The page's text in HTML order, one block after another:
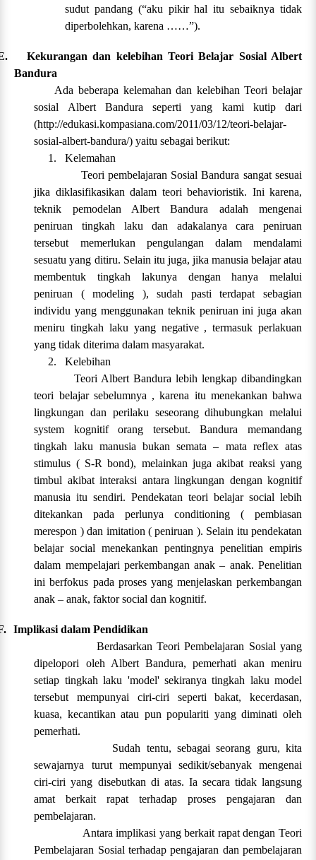
sudut pandang (“aku pikir hal itu sebaiknya tidak
diperbolehkan, karena ……”).
Kekurangan dan kelebihan Teori Belajar Sosial Albert
Bandura
Ada beberapa kelemahan dan kelebihan Teori belajar
sosial Albert Bandura seperti yang kami kutip dari
(http://edukasi.kompasiana.com/2011/03/12/teori-belajar-
sosial-albert-bandura/) yaitu sebagai berikut:
1.
Kelemahan
Teori pembelajaran Sosial Bandura sangat sesuai
jika diklasifikasikan dalam teori behavioristik. Ini karena,
teknik pemodelan Albert Bandura adalah mengenai
peniruan tingkah laku dan adakalanya cara peniruan
tersebut memerlukan pengulangan dalam mendalami
sesuatu yang ditiru. Selain itu juga, jika manusia belajar atau
membentuk tingkah lakunya dengan hanya melalui
peniruan ( modeling ), sudah pasti terdapat sebagian
individu yang menggunakan teknik peniruan ini juga akan
meniru tingkah laku yang negative , termasuk perlakuan
yang tidak diterima dalam masyarakat.
2.
Kelebihan
Teori Albert Bandura lebih lengkap dibandingkan
teori belajar sebelumnya , karena itu menekankan bahwa
lingkungan dan perilaku seseorang dihubungkan melalui
system kognitif orang tersebut. Bandura memandang
tingkah laku manusia bukan semata – mata reflex atas
stimulus ( S-R bond), melainkan juga akibat reaksi yang
timbul akibat interaksi antara lingkungan dengan kognitif
manusia itu sendiri. Pendekatan teori belajar social lebih
ditekankan pada perlunya conditioning ( pembiasan
merespon ) dan imitation ( peniruan ). Selain itu pendekatan
belajar social menekankan pentingnya penelitian empiris
dalam mempelajari perkembangan anak – anak. Penelitian
ini berfokus pada proses yang menjelaskan perkembangan
anak – anak, faktor social dan kognitif.
Implikasi dalam Pendidikan
Berdasarkan Teori Pembelajaran Sosial yang
dipelopori oleh Albert Bandura, pemerhati akan meniru
setiap tingkah laku 'model' sekiranya tingkah laku model
tersebut mempunyai ciri-ciri seperti bakat, kecerdasan,
kuasa, kecantikan atau pun populariti yang diminati oleh
pemerhati.
Sudah tentu, sebagai seorang guru, kita
sewajarnya turut mempunyai sedikit/sebanyak mengenai
ciri-ciri yang disebutkan di atas. Ia secara tidak langsung
amat berkait rapat terhadap proses pengajaran dan
pembelajaran.
Antara implikasi yang berkait rapat dengan Teori
Pembelajaran Sosial terhadap pengajaran dan pembelajaran